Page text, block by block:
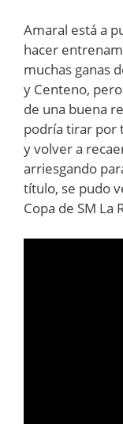
Amaral está a
hacer
muchas ganas
y Centeno,
de una buena
podría tirar por
y volver a
arriesgando
título, se pudo
Copa de SM La